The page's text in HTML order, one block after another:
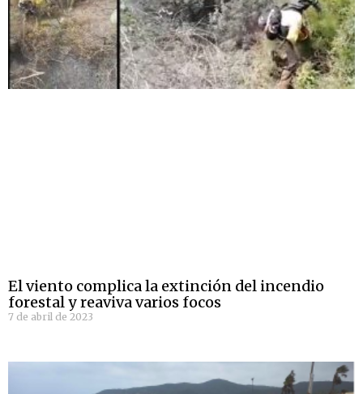
El viento complica la extinción del incendio
forestal y reaviva varios focos
7 de abril de 2023